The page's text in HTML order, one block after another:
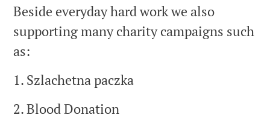
Skutki społeczno-ekonomiczne
Reakcje niepożądane
Program badań klinicznych
Zrozumieć immunoterapię
Plan prac badawczo-
Badania naukowe
Kariera
Wolne stanowiska
ALK w skrócie
Beside everyday hard work we also
supporting many charity campaigns such
as:
1. Szlachetna paczka
2. Blood Donation